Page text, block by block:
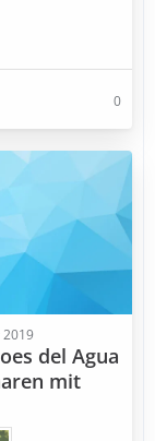
0
del Agua
mit